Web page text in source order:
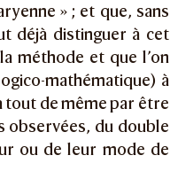
» ; et que, sans
déjà distinguer à cet
méthode et que l’on
mathématique) à
tout de même par être
observées, du double
ou de leur mode de